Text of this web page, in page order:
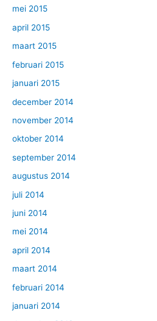
mei 2015
april 2015
maart 2015
februari 2015
januari 2015
december 2014
november 2014
oktober 2014
september 2014
augustus 2014
juli 2014
juni 2014
mei 2014
april 2014
maart 2014
februari 2014
januari 2014